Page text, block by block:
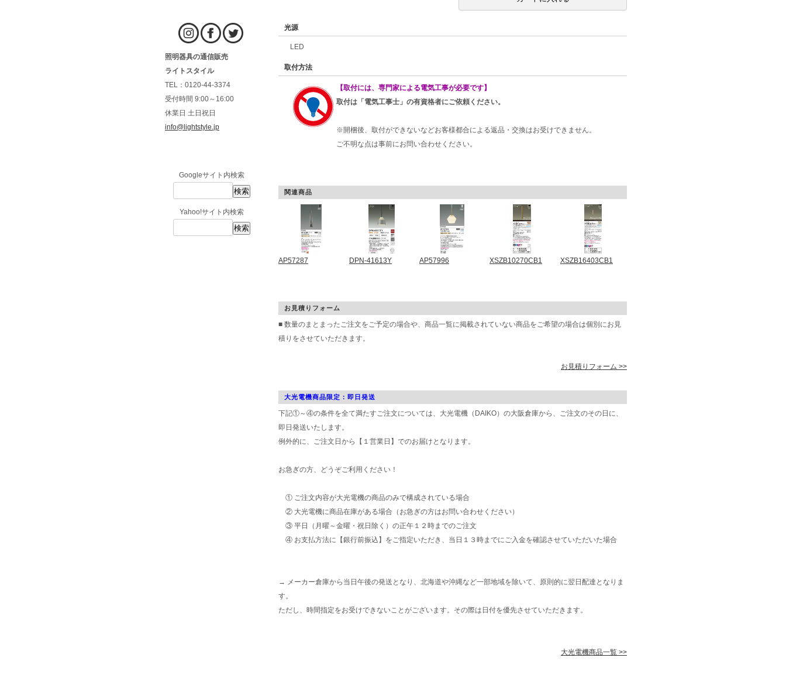
照明器具の通信販売
ライトスタイル
TEL：0120-44-3374
受付時間 9:00～16:00
休業日 土日祝日
info@lightstyle.jp
Googleサイト内検索
Yahoo!サイト内検索
光源
LED
取付方法
【取付には、専門家による電気工事が必要です】
取付は「電気工事士」の有資格者にご依頼ください。
※開梱後、取付ができないなどお客様都合による返品・交換はお受けできません。
ご不明な点は事前にお問い合わせください。
関連商品
AP57287 DPN-41613Y AP57996 XSZB10270CB1 XSZB16403CB1
お見積りフォーム
■ 数量のまとまったご注文をご予定の場合や、商品一覧に掲載されていない商品をご希望の場合は個別にお見
積りをさせていただきます。
お見積りフォーム >>
大光電機商品限定：即日発送
下記①～④の条件を全て満たすご注文については、大光電機（DAIKO）の大阪倉庫から、ご注文のその日に、
即日発送いたします。
例外的に、ご注文日から【１営業日】でのお届けとなります。
お急ぎの方、どうぞご利用ください！
① ご注文内容が大光電機の商品のみで構成されている場合
② 大光電機に商品在庫がある場合（お急ぎの方はお問い合わせください）
③ 平日（月曜～金曜・祝日除く）の正午１２時までのご注文
④ お支払方法に【銀行前振込】をご指定いただき、当日１３時までにご入金を確認させていただいた場合
→ メーカー倉庫から当日午後の発送となり、北海道や沖縄など一部地域を除いて、原則的に翌日配達となりま
す。
ただし、時間指定をお受けできないことがございます。その際は日付を優先させていただきます。
大光電機商品一覧 >>